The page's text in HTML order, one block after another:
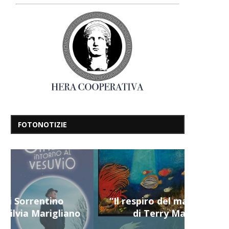
FOTONOTIZIE
“Il respiro del mare”, personale
di Terry Mangiatordi